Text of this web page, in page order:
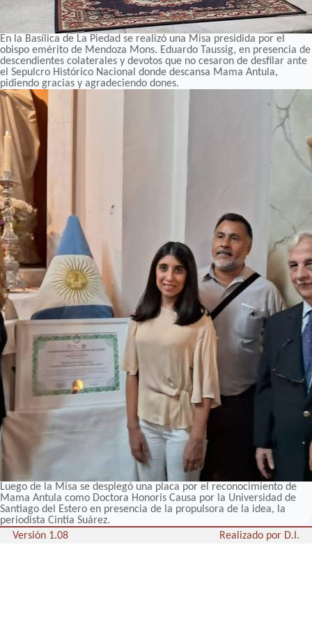
En la Basílica de La Piedad se realizó una Misa presidida por el
obispo emérito de Mendoza Mons. Eduardo Taussig, en presencia de
descendientes colaterales y devotos que no cesaron de desfilar ante
el Sepulcro Histórico Nacional donde descansa Mama Antula,
pidiendo gracias y agradeciendo dones.
Luego de la Misa se desplegó una placa por el reconocimiento de
Mama Antula como Doctora Honoris Causa por la Universidad de
Santiago del Estero en presencia de la propulsora de la idea, la
periodista Cintia Suárez.
Versión 1.08
Realizado por D.I.